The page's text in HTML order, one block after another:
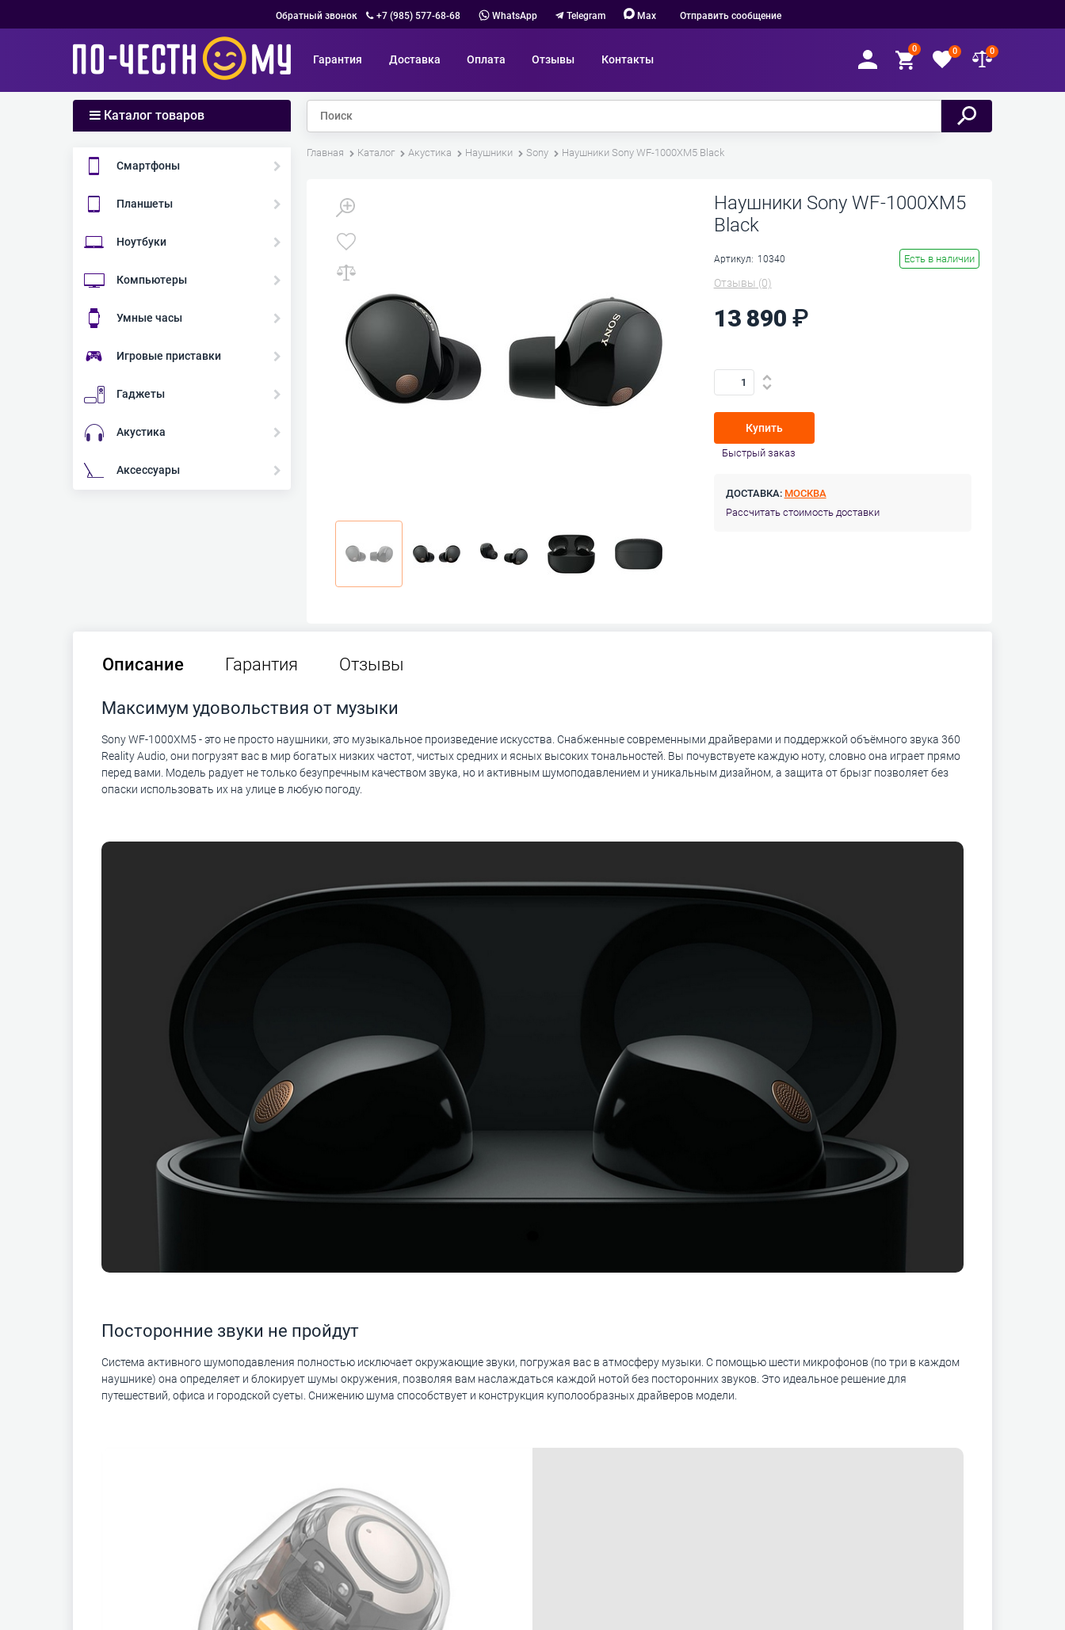
Обратный звонок +7 (985) 577-68-68 WhatsApp Telegram Max Отправить сообщение
Гарантия Доставка Оплата Отзывы Контакты
0 0 0
Каталог товаров
Смартфоны
Планшеты
Ноутбуки
Компьютеры
Умные часы
Игровые приставки
Гаджеты
Акустика
Аксессуары
Главная Каталог Акустика Наушники Sony Наушники Sony WF-1000XM5 Black
Наушники Sony WF-1000XM5
Black
Артикул: 10340 Есть в наличии
Отзывы (0)
13 890
Купить
Быстрый заказ
ДОСТАВКА: МОСКВА
Рассчитать стоимость доставки
Описание Гарантия Отзывы
Максимум удовольствия от музыки
Sony WF-1000XM5 - это не просто наушники, это музыкальное произведение искусства. Снабженные современными драйверами и поддержкой объёмного звука 360
Reality Audio, они погрузят вас в мир богатых низких частот, чистых средних и ясных высоких тональностей. Вы почувствуете каждую ноту, словно она играет прямо
перед вами. Модель радует не только безупречным качеством звука, но и активным шумоподавлением и уникальным дизайном, а защита от брызг позволяет без
опаски использовать их на улице в любую погоду.
Посторонние звуки не пройдут
Система активного шумоподавления полностью исключает окружающие звуки, погружая вас в атмосферу музыки. С помощью шести микрофонов (по три в каждом
наушнике) она определяет и блокирует шумы окружения, позволяя вам наслаждаться каждой нотой без посторонних звуков. Это идеальное решение для
путешествий, офиса и городской суеты. Снижению шума способствует и конструкция куполообразных драйверов модели.